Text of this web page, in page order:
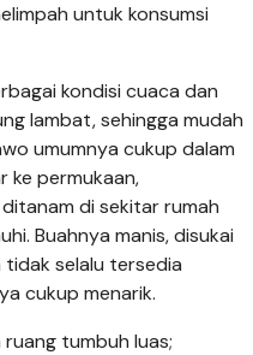
untuk konsumsi
kondisi cuaca dan
lambat, sehingga mudah
umumnya cukup dalam
ke permukaan,
di sekitar rumah
Buahnya manis, disukai
selalu tersedia
cukup menarik.
tumbuh luas;